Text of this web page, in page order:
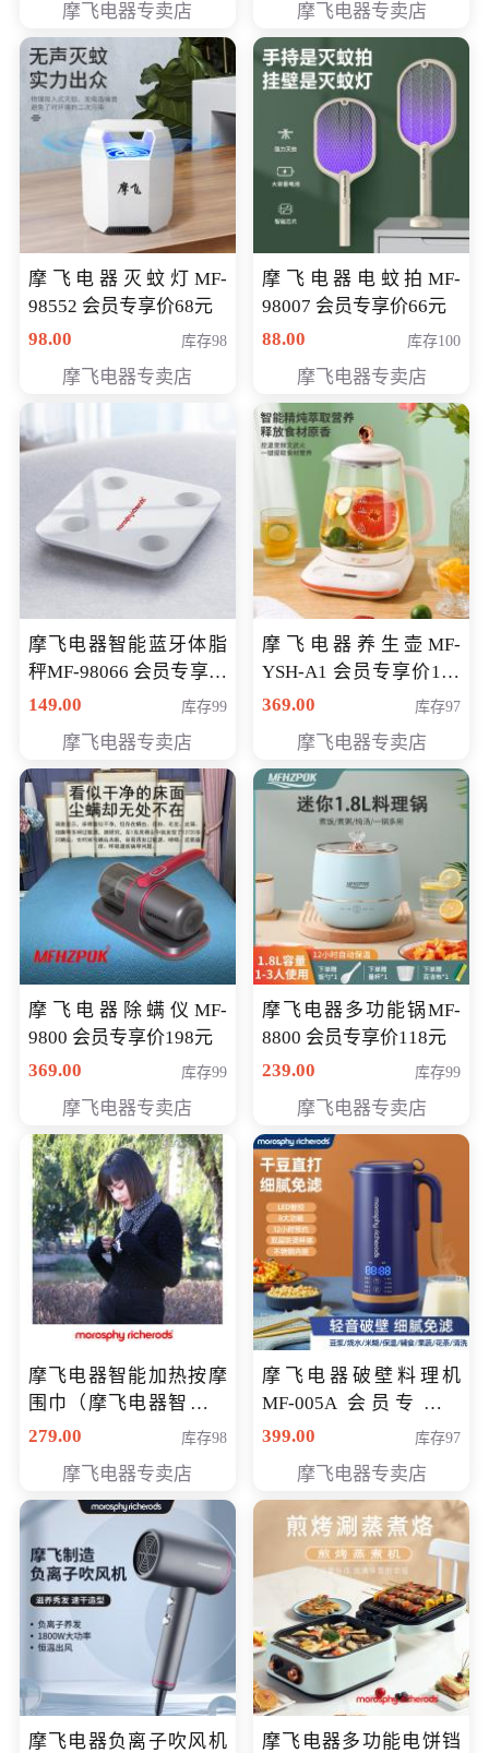
摩飞电器专卖店 摩飞电器专卖店
摩飞电器灭蚊灯MF-
98552 会员专享价68元
98.00
库存98
摩飞电器专卖店
摩飞电器电蚊拍MF-
98007 会员专享价66元
88.00
库存100
摩飞电器专卖店
摩飞电器智能蓝牙体脂
秤MF-98066 会员专享价
98元
149.00 库存99
摩飞电器专卖店
摩飞电器养生壶MF-
YSH-A1 会员专享价198
元
369.00 库存97
摩飞电器专卖店
摩飞电器除螨仪MF-
9800 会员专享价198元
369.00
库存99
摩飞电器专卖店
摩飞电器多功能锅MF-
8800 会员专享价118元
239.00
库存99
摩飞电器专卖店
摩飞电器智能加热按摩
围巾（摩飞电器智能加
热按摩围脖） 会员专享
279.00 库存98
摩飞电器专卖店
摩飞电器破壁料理机
MF-005A 会员专享价
198元
399.00 库存97
摩飞电器专卖店
摩飞电器负离子吹风机
摩飞电器多功能电饼铛